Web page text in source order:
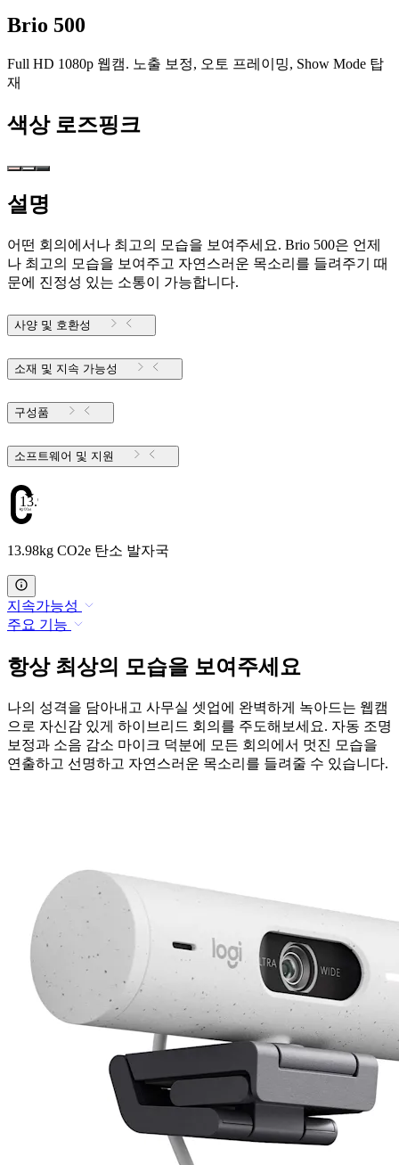
Brio 500
Full HD 1080p 웹캠. 노출 보정, 오토 프레이밍, Show Mode 탑
재
색상 로즈핑크
설명
어떤 회의에서나 최고의 모습을 보여주세요. Brio 500은 언제
나 최고의 모습을 보여주고 자연스러운 목소리를 들려주기 때
문에 진정성 있는 소통이 가능합니다.
사양 및 호환성
소재 및 지속 가능성
구성품
소프트웨어 및 지원
13.98
13.98kg CO2e 탄소 발자국
지속가능성
주요 기능
항상 최상의 모습을 보여주세요
나의 성격을 담아내고 사무실 셋업에 완벽하게 녹아드는 웹캠
으로 자신감 있게 하이브리드 회의를 주도해보세요. 자동 조명
보정과 소음 감소 마이크 덕분에 모든 회의에서 멋진 모습을
연출하고 선명하고 자연스러운 목소리를 들려줄 수 있습니다.